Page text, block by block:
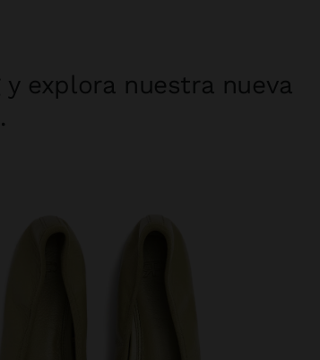
explora nuestra nueva